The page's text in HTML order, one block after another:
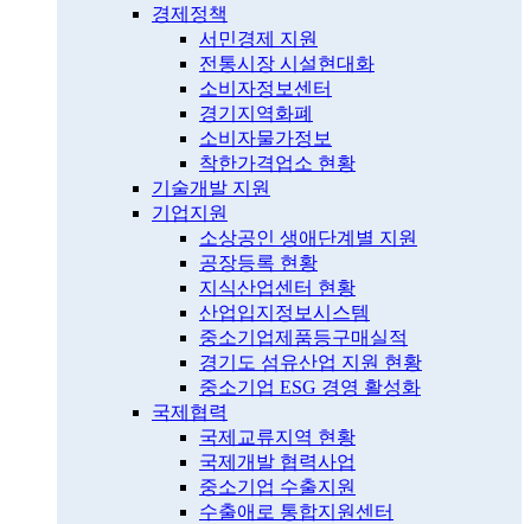
경제정책
서민경제 지원
전통시장 시설현대화
소비자정보센터
경기지역화폐
소비자물가정보
착한가격업소 현황
기술개발 지원
기업지원
소상공인 생애단계별 지원
공장등록 현황
지식산업센터 현황
산업입지정보시스템
중소기업제품등구매실적
경기도 섬유산업 지원 현황
중소기업 ESG 경영 활성화
국제협력
국제교류지역 현황
국제개발 협력사업
중소기업 수출지원
수출애로 통합지원센터